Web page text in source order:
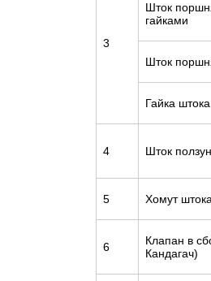
3
Шток
гайками
Шток
Гайка
4 Шток
5 Хомут
6
Клапан в
Кандагач)